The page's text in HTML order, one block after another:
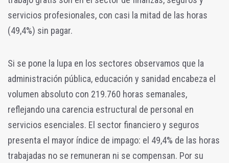
servicios profesionales, con casi la mitad de las horas
(49,4%) sin pagar.
Si se pone la lupa en los sectores observamos que la
administración pública, educación y sanidad encabeza el
volumen absoluto con 219.760 horas semanales,
reflejando una carencia estructural de personal en
servicios esenciales. El sector financiero y seguros
presenta el mayor índice de impago: el 49,4% de las horas
trabajadas no se remuneran ni se compensan. Por su